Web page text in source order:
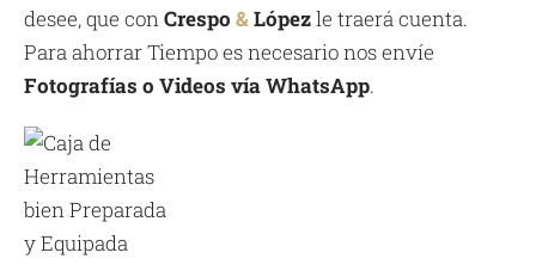
desee, que conCrespo &Lópezle traerá cuenta.
Para ahorrar Tiempo es necesario nos envíe
Fotografías o Videos vía WhatsApp.